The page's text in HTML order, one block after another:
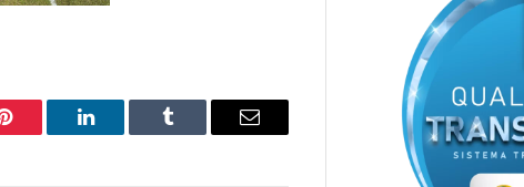
Pinterest LinkedIn Tumblr
E-